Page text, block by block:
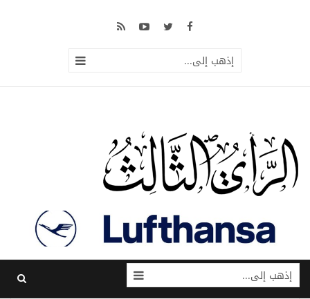
إذهب إلى...
إذهب إلى...